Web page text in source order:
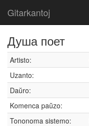
Gitarkantoj
Душа поет
Artisto:
Uzanto:
Daŭro:
Komenca paŭzo:
Tononoma sistemo: